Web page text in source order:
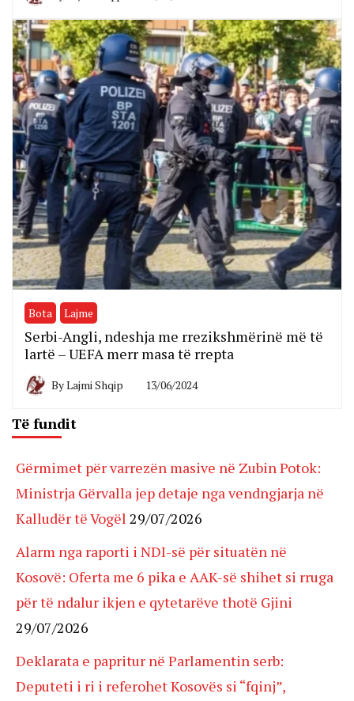
Bota Lajme
Serbi-Angli, ndeshja me rrezikshmërinë më të
lartë – UEFA merr masa të rrepta
ByLajmi Shqip 13/06/2024
Të fundit
Gërmimet për varrezën masive në Zubin Potok:
Ministrja Gërvalla jep detaje nga vendngjarja në
Kalludër të Vogël 29/07/2026
Alarm nga raporti i NDI-së për situatën në
Kosovë: Oferta me 6 pika e AAK-së shihet si rruga
për të ndalur ikjen e qytetarëve thotë Gjini
29/07/2026
Deklarata e papritur në Parlamentin serb:
Deputeti i ri i referohet Kosovës si “fqinj”,